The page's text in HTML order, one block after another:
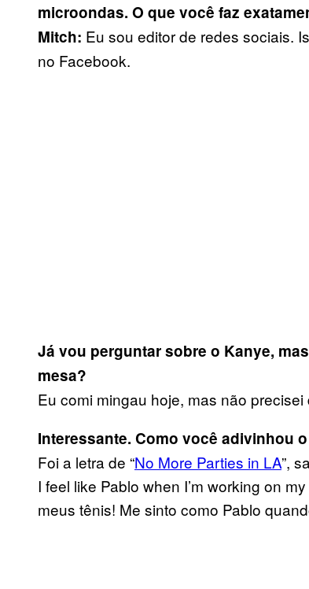
microondas. O que você faz
Mitch: Eu sou editor de redes sociais.
no Facebook.
Já vou perguntar sobre o Kanye,
mesa?
Eu comi mingau hoje, mas não
Interessante. Como você adivinhou
Foi a letra de “No More Parties in LA”,
I feel like Pablo when I’m working on
meus tênis! Me sinto como Pablo